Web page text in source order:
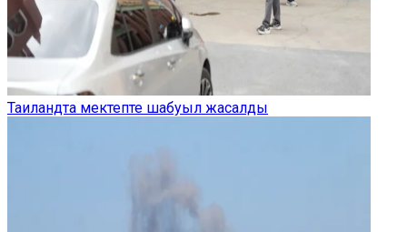
Таиландта мектепте шабуыл жасалды